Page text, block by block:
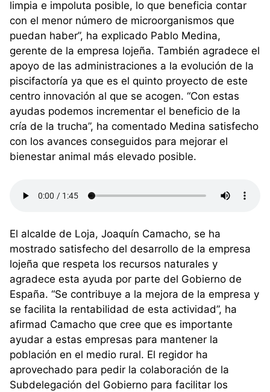
limpia e impoluta posible, lo que beneficia contar
con el menor número de microorganismos que
puedan haber”, ha explicado Pablo Medina,
gerente de la empresa lojeña. También agradece el
apoyo de las administraciones a la evolución de la
piscifactoría ya que es el quinto proyecto de este
centro innovación al que se acogen. “Con estas
ayudas podemos incrementar el beneficio de la
cría de la trucha”, ha comentado Medina satisfecho
con los avances conseguidos para mejorar el
bienestar animal más elevado posible.
El alcalde de Loja, Joaquín Camacho, se ha
mostrado satisfecho del desarrollo de la empresa
lojeña que respeta los recursos naturales y
agradece esta ayuda por parte del Gobierno de
España. “Se contribuye a la mejora de la empresa y
se facilita la rentabilidad de esta actividad”, ha
afirmad Camacho que cree que es importante
ayudar a estas empresas para mantener la
población en el medio rural. El regidor ha
aprovechado para pedir la colaboración de la
Subdelegación del Gobierno para facilitar los